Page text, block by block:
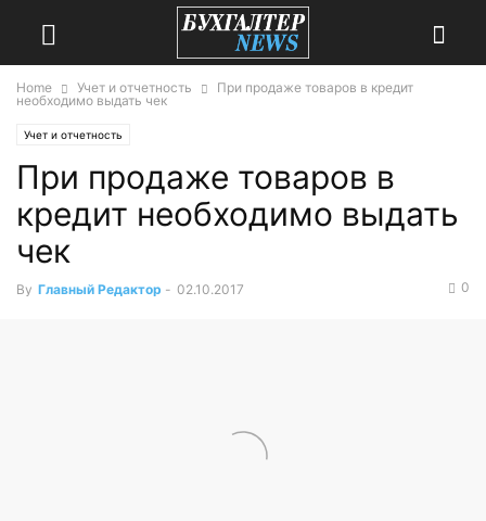
Home Учет и отчетность
При продаже товаров в кредит
необходимо выдать чек
Учет и отчетность
При продаже товаров в
кредит необходимо выдать
чек
By Главный Редактор - 02.10.2017 0